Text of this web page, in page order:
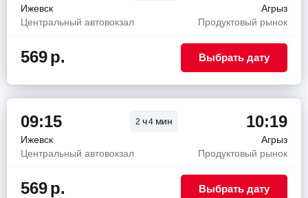
Ижевск
Агрыз
Центральный автовокзал
Продуктовый рынок
569р. Выбрать дату
09:15 2 ч4 мин 10:19
Ижевск
Агрыз
Центральный автовокзал
Продуктовый рынок
569р. Выбрать дату